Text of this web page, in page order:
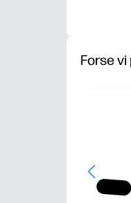
Forse